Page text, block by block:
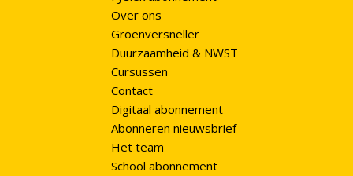
Over ons
Groenversneller
Duurzaamheid & NWST
Cursussen
Contact
Digitaal abonnement
Abonneren nieuwsbrief
Het team
School abonnement